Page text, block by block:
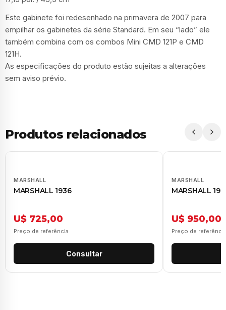
Este gabinete foi redesenhado na primavera de 2007 para
empilhar os gabinetes da série Standard. Em seu “lado” ele
também combina com os combos Mini CMD 121P e CMD
121H.
As especificações do produto estão sujeitas a alterações
sem aviso prévio.
Produtos relacionados
MARSHALL
MARSHALL 1936
U$ 725,00
Preço de referência
Consultar
MARSHALL
MARSHALL
U$ 950,00
Preço de referência